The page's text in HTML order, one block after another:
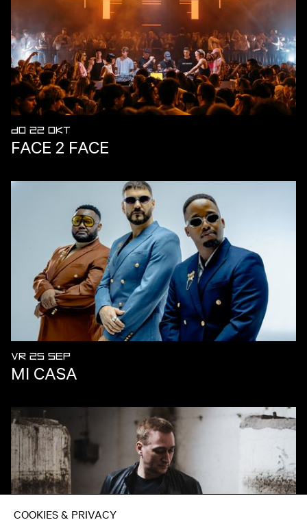
DO 22 OKT
FACE 2 FACE
VR 25 SEP
MI CASA